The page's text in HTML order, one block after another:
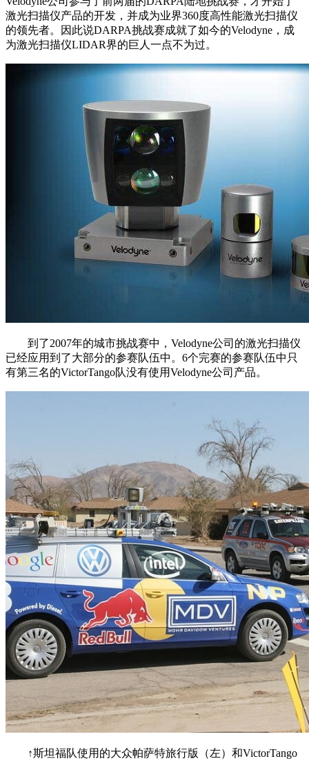
激光扫描仪产品的开发，并成为业界360度高性能激光扫描仪
的领先者。因此说DARPA挑战赛成就了如今的Velodyne，成
为激光扫描仪LIDAR界的巨人一点不为过。
到了2007年的城市挑战赛中，Velodyne公司的激光扫描仪
已经应用到了大部分的参赛队伍中。6个完赛的参赛队伍中只
有第三名的VictorTango队没有使用Velodyne公司产品。
↑斯坦福队使用的大众帕萨特旅行版（左）和VictorTango